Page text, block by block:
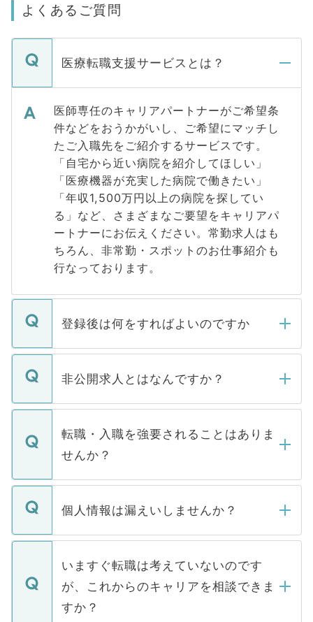
よくあるご質問
医療転職支援サービスとは？
医師専任のキャリアパートナーがご希望条
件などをおうかがいし、ご希望にマッチし
たご入職先をご紹介するサービスです。
「自宅から近い病院を紹介してほしい」
「医療機器が充実した病院で働きたい」
「年収1,500万円以上の病院を探してい
る」など、さまざまなご要望をキャリアパ
ートナーにお伝えください。常勤求人はも
ちろん、非常勤・スポットのお仕事紹介も
行なっております。
登録後は何をすればよいのですか
ご登録いただきましたら、弊社担当者がご
登録内容を確認し、その後メールもしくは
ます。通常、5営業日以内にはご連絡をせて
いただきますので、しばらくお待ちくださ
い。
非公開求人とはなんですか？
マイナビDOCTORで取り扱っている求人の
うち約3割は、Webサイトからご覧いただ
けない「非公開求人」です。非公開求人は
下記の理由によって、一般には公開してい
ません。
■応募殺到を避けるため 人気のある医療機
関を公にしてしまうと、応募が殺到する場
に、医療機関が求める条件に合った人材の
みを人材紹介会社に依頼するケースが増え
ています。
転職・入職を強要されることはありま
せんか？
転職・入職を強要することは一切ありませ
ん。また、仮に応募先から内定をいただい
定を承諾する必要はありません。内定先へ
の辞退の連絡はキャリアパートナーが行い
ますので、ご安心ください。
個人情報は漏えいしませんか？
個人情報が漏えいすることはありませんの
で、ご安心ください。当サイトからの登録
などで収集したご登録者様の個人情報は、
ご本人のキャリアアップおよび転職活動の
支援を目的に使用いたします。お預かりし
いますぐ転職は考えていないのです
が、これからのキャリアを相談できま
すか？